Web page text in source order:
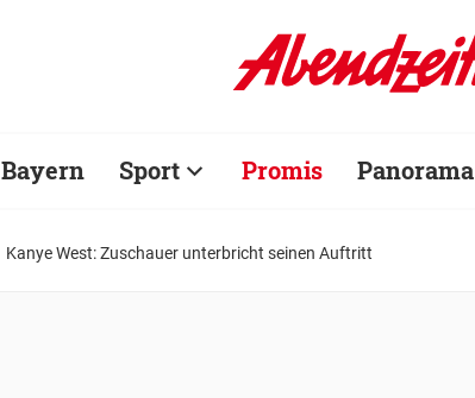
Bayern Sport Promis Panorama
Kanye West: Zuschauer unterbricht seinen Auftritt